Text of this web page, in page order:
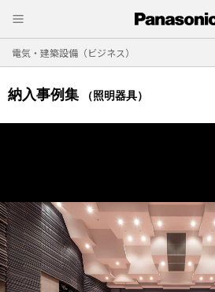
電気・建築設備（ビジネス）
納入事例集 （照明器具）